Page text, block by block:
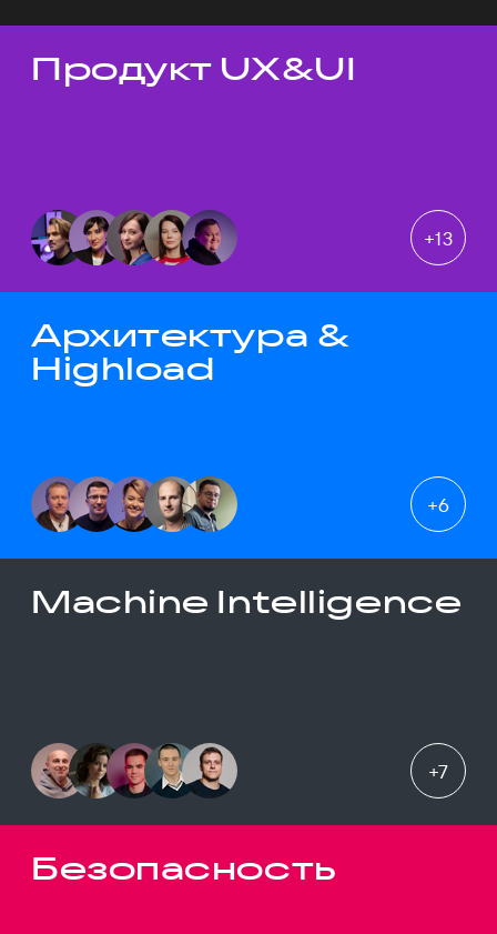
Темы докладов
Продукт UX&UI
+13
Архитектура &
Highload
+6
Machine Intelligence
+7
Безопасность